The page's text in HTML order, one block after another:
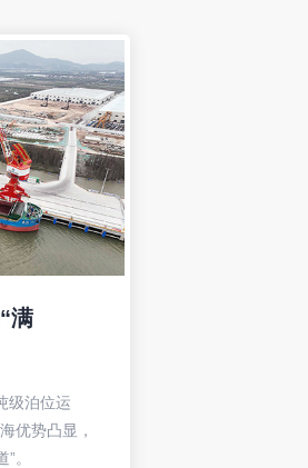
满
级泊位运
优势凸显，
。